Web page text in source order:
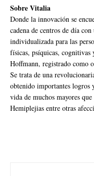
Sobre Vitalia
Donde la innovación se
cadena de centros de día
individualizada para las
físicas, psíquicas,
Hoffmann, registrado como
Se trata de una
obtenido importantes logros
vida de muchos mayores
Hemiplejias entre otras